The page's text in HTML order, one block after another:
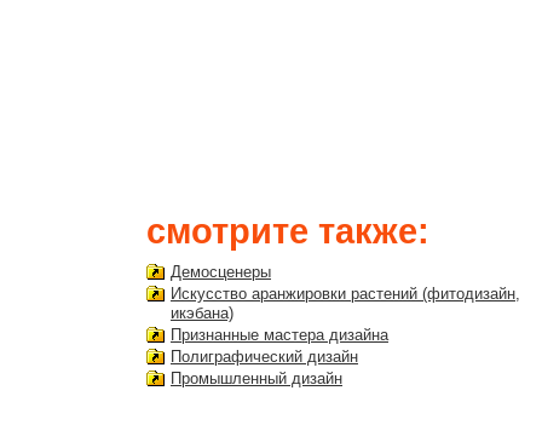
смотрите также:
Демосценеры
Искусство аранжировки растений (фитодизайн,
икэбана)
Признанные мастера дизайна
Полиграфический дизайн
Промышленный дизайн